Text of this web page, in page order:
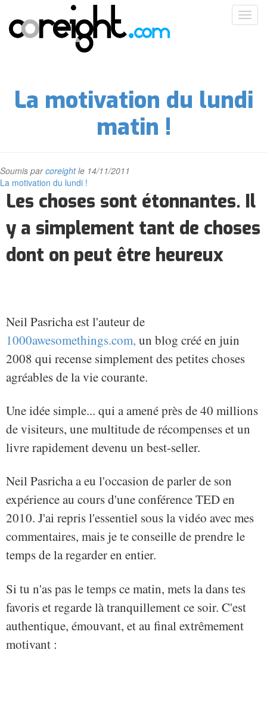
contenu
principal
La motivation du lundi
matin !
Soumis parcoreightle 14/11/2011
La motivation du lundi !
Les choses sont étonnantes. Il
y a simplement tant de choses
dont on peut être heureux
Neil Pasricha est l'auteur de
1000awesomethings.com, un blog créé en juin
2008 qui recense simplement des petites choses
agréables de la vie courante.
Une idée simple... qui a amené près de 40 millions
de visiteurs, une multitude de récompenses et un
livre rapidement devenu un best-seller.
Neil Pasricha a eu l'occasion de parler de son
expérience au cours d'une conférence TED en
2010. J'ai repris l'essentiel sous la vidéo avec mes
commentaires, mais je te conseille de prendre le
temps de la regarder en entier.
Si tu n'as pas le temps ce matin, mets la dans tes
favoris et regarde là tranquillement ce soir. C'est
authentique, émouvant, et au final extrêmement
motivant :